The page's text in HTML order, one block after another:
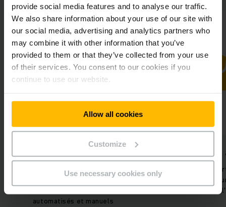
provide social media features and to analyse our traffic.
We also share information about your use of our site with
our social media, advertising and analytics partners who
may combine it with other information that you’ve
provided to them or that they’ve collected from your use
of their services. You consent to our cookies if you
continue to use our website.
Allow all cookies
Customize
Use necessary cookies only
Des processus
efficaces
de transport
et manuels
Sécurité accrue
Moins de transports
chariot élévateur et moins